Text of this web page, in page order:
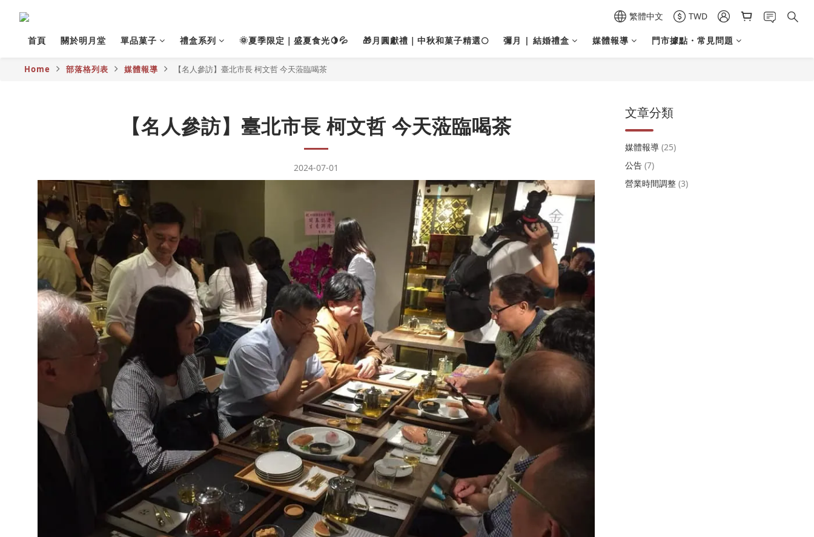
繁體中文 TWD
首頁 關於明月堂 單品菓子 禮盒系列 🌞夏季限定｜盛夏食光🍋💦 🎁月圓獻禮｜中秋和菓子精選🌕 彌月 | 結婚禮盒 媒體報導 門市據點・常見問題
Home 部落格列表 媒體報導 【名人參訪】臺北市長 柯文哲 今天蒞臨喝茶
【名人參訪】臺北市長 柯文哲 今天蒞臨喝茶
2024-07-01
文章分類
媒體報導 (25)
公告 (7)
營業時間調整 (3)